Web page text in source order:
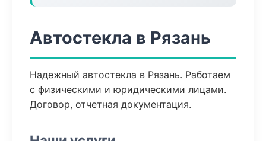
Автостекла в Рязань
Надежный автостекла в Рязань. Работаем
с физическими и юридическими лицами.
Договор, отчетная документация.